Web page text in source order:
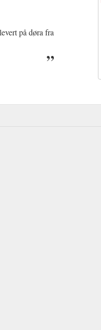
på døra fra